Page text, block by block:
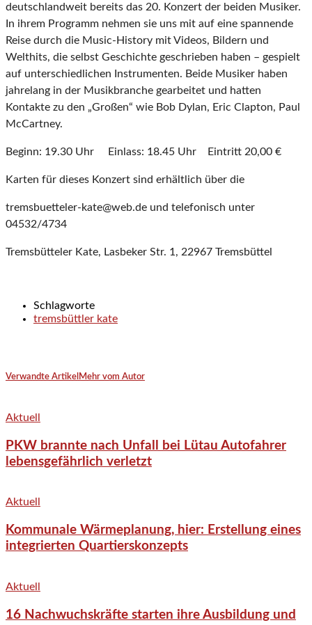
deutschlandweit bereits das 20. Konzert der beiden Musiker.
In ihrem Programm nehmen sie uns mit auf eine spannende
Reise durch die Music-History mit Videos, Bildern und
Welthits, die selbst Geschichte geschrieben haben – gespielt
auf unterschiedlichen Instrumenten. Beide Musiker haben
jahrelang in der Musikbranche gearbeitet und hatten
Kontakte zu den „Großen“ wie Bob Dylan, Eric Clapton, Paul
McCartney.
Beginn: 19.30 Uhr Einlass: 18.45 Uhr Eintritt 20,00 €
Karten für dieses Konzert sind erhältlich über die
tremsbuetteler-kate@web.de und telefonisch unter
04532/4734
Tremsbütteler Kate, Lasbeker Str. 1, 22967 Tremsbüttel
Schlagworte
tremsbüttler kate
Verwandte Artikel Mehr vom Autor
Aktuell
PKW brannte nach Unfall bei Lütau Autofahrer
lebensgefährlich verletzt
Aktuell
Kommunale Wärmeplanung, hier: Erstellung eines
integrierten Quartierskonzepts
Aktuell
16 Nachwuchskräfte starten ihre Ausbildung und